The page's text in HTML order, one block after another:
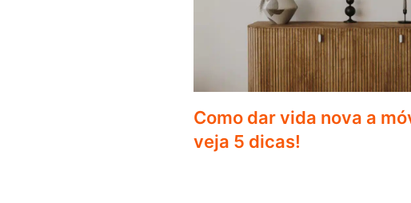
Como dar vida nova a
veja 5 dicas!